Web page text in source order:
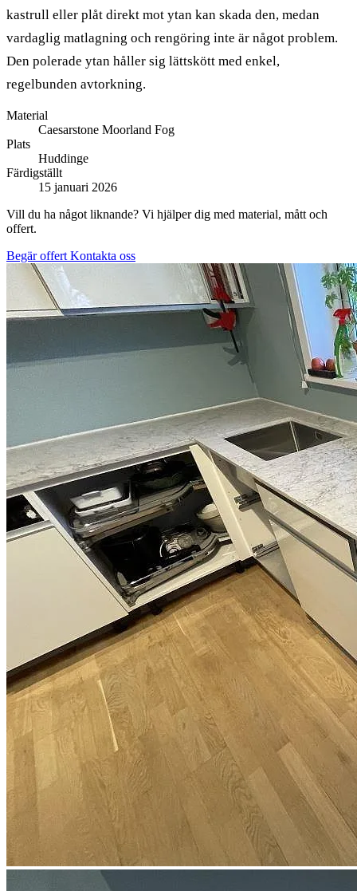
kastrull eller plåt direkt mot ytan kan skada den, medan
vardaglig matlagning och rengöring inte är något problem.
Den polerade ytan håller sig lättskött med enkel,
regelbunden avtorkning.
Material
Caesarstone Moorland Fog
Plats
Huddinge
Färdigställt
15 januari 2026
Vill du ha något liknande? Vi hjälper dig med material, mått och
offert.
Begär offert Kontakta oss